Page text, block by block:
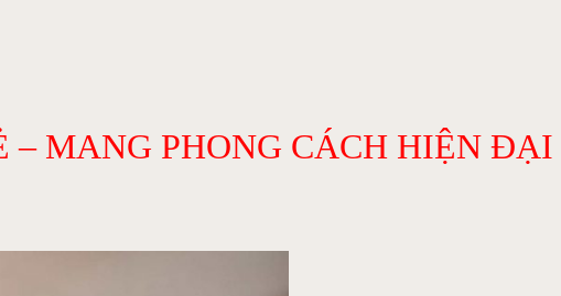
– MANG PHONG CÁCH HIỆN